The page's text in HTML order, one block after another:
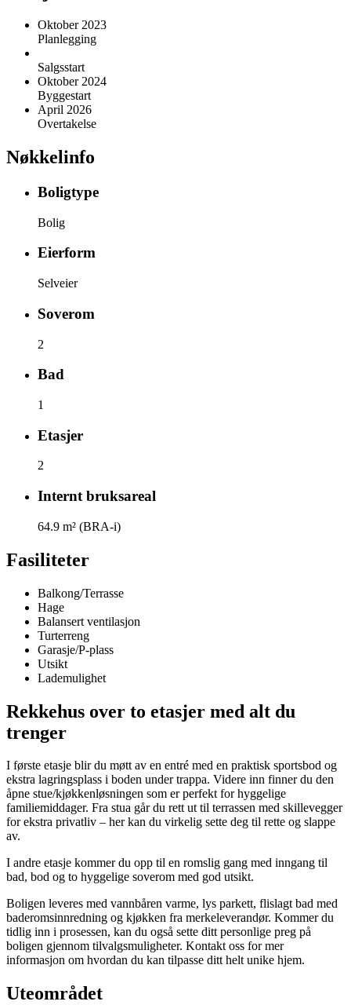
Oktober 2023
Planlegging
Salgsstart
Oktober 2024
Byggestart
April 2026
Overtakelse
Nøkkelinfo
Boligtype
Bolig
Eierform
Selveier
Soverom
2
Bad
1
Etasjer
2
Internt bruksareal
64.9 m² (BRA-i)
Fasiliteter
Balkong/Terrasse
Hage
Balansert ventilasjon
Turterreng
Garasje/P-plass
Utsikt
Lademulighet
Rekkehus over to etasjer med alt du
trenger
I første etasje blir du møtt av en entré med en praktisk sportsbod og
ekstra lagringsplass i boden under trappa. Videre inn finner du den
åpne stue/kjøkkenløsningen som er perfekt for hyggelige
familiemiddager. Fra stua går du rett ut til terrassen med skillevegger
for ekstra privatliv – her kan du virkelig sette deg til rette og slappe
av.
I andre etasje kommer du opp til en romslig gang med inngang til
bad, bod og to hyggelige soverom med god utsikt.
Boligen leveres med vannbåren varme, lys parkett, flislagt bad med
baderomsinnredning og kjøkken fra merkeleverandør. Kommer du
tidlig inn i prosessen, kan du også sette ditt personlige preg på
boligen gjennom tilvalgsmuligheter. Kontakt oss for mer
informasjon om hvordan du kan tilpasse ditt helt unike hjem.
Uteområdet